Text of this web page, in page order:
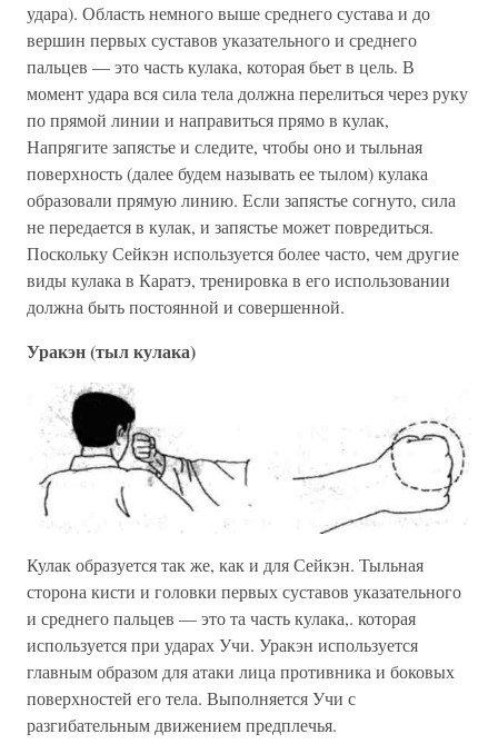
удара). Область немного выше среднего сустава и до
вершин первых суставов указательного и среднего
пальцев — это часть кулака, которая бьет в цель. В
момент удара вся сила тела должна перелиться через руку
по прямой линии и направиться прямо в кулак,
Напрягите запястье и следите, чтобы оно и тыльная
поверхность (далее будем называть ее тылом) кулака
образовали прямую линию. Если запястье согнуто, сила
не передается в кулак, и запястье может повредиться.
Поскольку Сейкэн используется более часто, чем другие
виды кулака в Каратэ, тренировка в его использовании
должна быть постоянной и совершенной.
Уракэн (тыл кулака)
Кулак образуется так же, как и для Сейкэн. Тыльная
сторона кисти и головки первых суставов указательного
и среднего пальцев — это та часть кулака,. которая
используется при ударах Учи. Уракэн используется
главным образом для атаки лица противника и боковых
поверхностей его тела. Выполняется Учи с
разгибательным движением предплечья.